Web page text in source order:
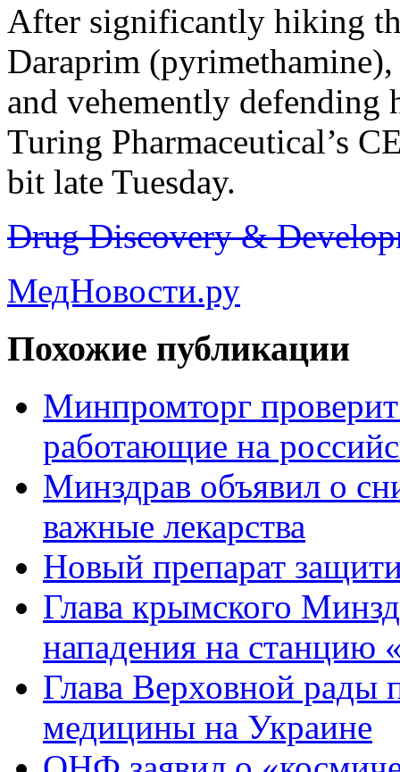
After significantly hiking
Daraprim
and vehemently
Turing Pharmaceutical’s
bit late Tuesday.
Drug Discovery &
МедНовости.ру
Похожие публикации
Минпромторг
работающие на
Минздрав объявил о
важные лекарства
Новый препарат
Глава крымского
нападения на станцию
Глава Верховной рады
медицины на Украине